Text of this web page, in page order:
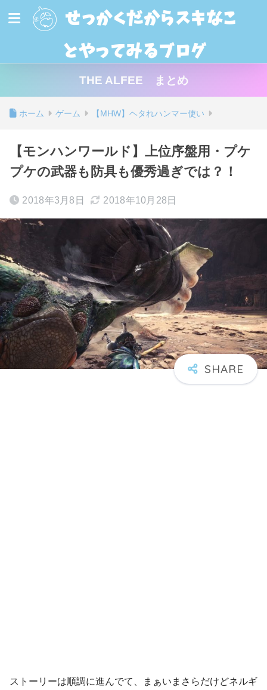
せっかくだからスキなこ
とやってみるブログ
THE ALFEE まとめ
ホーム ゲーム 【MHW】ヘタれハンマー使い
【モンハンワールド】上位序盤用・プケ
プケの武器も防具も優秀過ぎでは？！
2018年3月8日 2018年10月28日
ストーリーは順調に進んでて、まぁいまさらだけどネルギ